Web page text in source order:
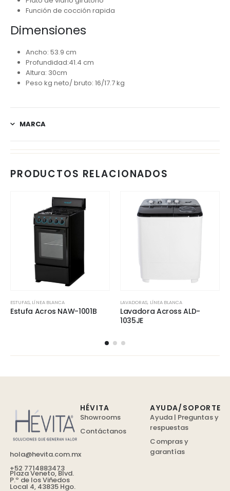
Función de cocción rapida
Dimensiones
Ancho: 53.9 cm
Profundidad:41.4 cm
Altura: 30cm
Peso kg neto/ bruto: 16/17.7 kg
MARCA
PRODUCTOS RELACIONADOS
ESTUFAS, LÍNEA BLANCA
Estufa Acros NAW-1001B
LAVADORAS, LÍNEA BLANCA
Lavadora Across ALD-
1035JE
hola@hevita.com.mx
+52 7714883473
Plaza Veneto, Blvd.
P.º de los Viñedos
Local 4, 43835 Hgo.
HÉVITA
Showrooms
Contáctanos
AYUDA/SOPORTE
Ayuda | Preguntas y
respuestas
Compras y
garantías